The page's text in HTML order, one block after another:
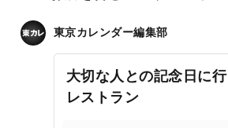
東京カレンダー編集部
大切な人との記念日に
レストラン